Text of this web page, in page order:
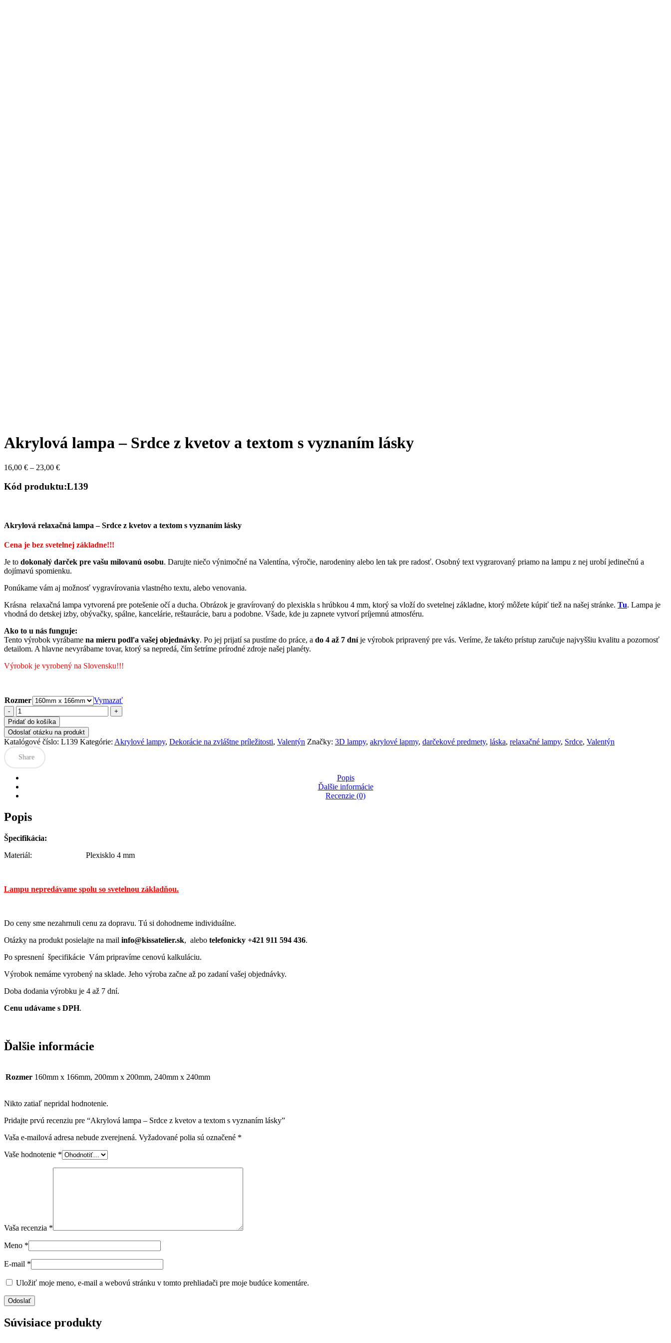
Akrylová lampa – Srdce z kvetov a textom s vyznaním lásky
16,00 € – 23,00 €Price
16,00 €
Kód produktu:L139
Akrylová relaxačná lampa – Srdce z kvetov a textom s vyznaním lásky
Cena je bez svetelnej základne!!!
Je to dokonalý darček pre vašu milovanú osobu. Darujte niečo výnimočné na Valentína, výročie, narodeniny alebo len tak pre radosť. Osobný text vygrarovaný priamo na lampu z nej urobí jedinečnú a
dojímavú spomienku.
Ponúkame vám aj možnosť vygravírovania vlastného textu, alebo venovania.
Krásna relaxačná lampa vytvorená pre potešenie očí a ducha. Obrázok je gravírovaný do plexiskla s hrúbkou 4 mm, ktorý sa vloží do svetelnej základne, ktorý môžete kúpiť tiež na našej stránke. Tu. Lampa je
vhodná do detskej izby, obývačky, spálne, kancelárie, reštaurácie, baru a podobne. Všade, kde ju zapnete vytvorí príjemnú atmosféru.
Ako to u nás funguje:
Tento výrobok vyrábame na mieru podľa vašej objednávky. Po jej prijatí sa pustíme do práce, a do 4 až 7 dníje výrobok pripravený pre vás. Veríme, že takéto prístup zaručuje najvyššiu kvalitu a pozornosť
detailom. A hlavne nevyrábame tovar, ktorý sa nepredá, čím šetríme prírodné zdroje našej planéty.
Výrobok je vyrobený na Slovensku!!!
Rozmer
Vymazať
množstvo
Akrylová
lampa
-
Srdce
textom
s
vyznaním
Pridať do košíka
Odoslať otázku na produkt
Katalógové číslo: L139 Kategórie: Akrylové lampy, Dekorácie na zvláštne príležitosti, Valentýn Značky: 3D lampy, akrylové lapmy, darčekové predmety, láska, relaxačné lampy, Srdce, Valentýn
Share
Popis
Ďalšie informácie
Recenzie (0)
Popis
Špecifikácia:
Materiál: Plexisklo 4 mm
Lampu nepredávame spolu so svetelnou základňou.
Do ceny sme nezahrnuli cenu za dopravu. Tú si dohodneme individuálne.
Otázky na produkt posielajte na mail info@kissatelier.sk, alebo telefonicky +421 911 594 436.
Po spresnení špecifikácie Vám pripravíme cenovú kalkuláciu.
Výrobok nemáme vyrobený na sklade. Jeho výroba začne až po zadaní vašej objednávky.
Doba dodania výrobku je 4 až 7 dní.
Cenu udávame s DPH.
Ďalšie informácie
Rozmer 160mm x 166mm, 200mm x 200mm, 240mm x 240mm
Nikto zatiaľ nepridal hodnotenie.
Pridajte prvú recenziu pre “Akrylová lampa – Srdce z kvetov a textom s vyznaním lásky”
Vaša e-mailová adresa nebude zverejnená. Vyžadované polia sú označené *
Vaše hodnotenie *
Vaša recenzia *
Meno *
E-mail *
Uložiť moje meno, e-mail a webovú stránku v tomto prehliadači pre moje budúce komentáre.
Súvisiace produkty